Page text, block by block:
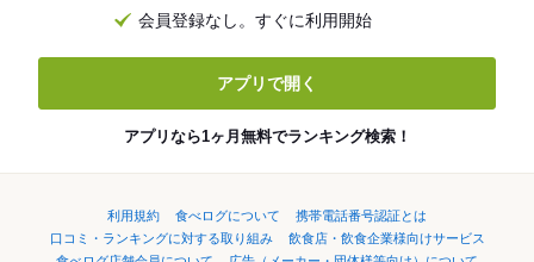
会員登録なし。すぐに利用開始
アプリで開く
アプリなら1ヶ月無料でランキング検索！
利用規約 食べログについて
携帯電話番号認証とは
口コミ・ランキングに対する取り組み
飲食店・飲食企業様向けサービス